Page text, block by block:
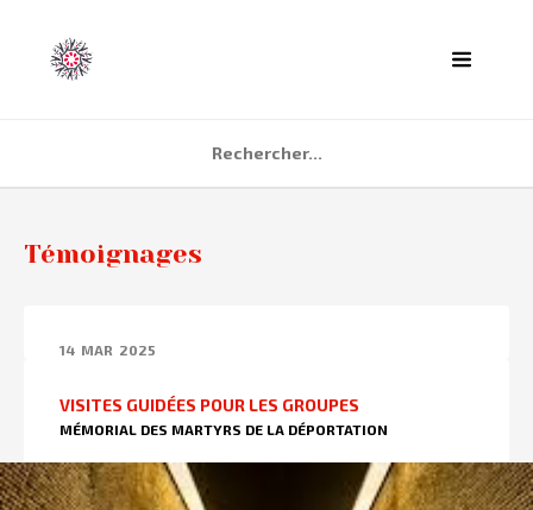
QUI SOMMES NOUS ?
CONTACT
Témoignages
14 MAR 2025
VISITES GUIDÉES POUR LES GROUPES
MÉMORIAL DES MARTYRS DE LA DÉPORTATION